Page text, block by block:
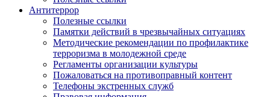
Антитеррор
Полезные ссылки
Памятки действий в чрезвычайных ситуациях
Методические рекомендации по профилактике
терроризма в молодежной среде
Регламенты организации культуры
Пожаловаться на противоправный контент
Телефоны экстренных служб